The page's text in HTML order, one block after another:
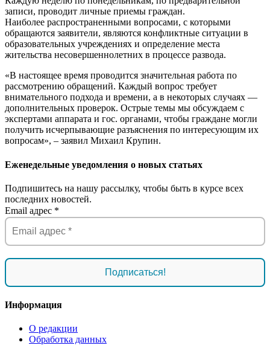
записи, проводит личные приемы граждан.
Наиболее распространенными вопросами, с которыми
обращаются заявители, являются конфликтные ситуации в
образовательных учреждениях и определение места
жительства несовершеннолетних в процессе развода.
«В настоящее время проводится значительная работа по
рассмотрению обращений. Каждый вопрос требует
внимательного подхода и времени, а в некоторых случаях —
дополнительных проверок. Острые темы мы обсуждаем с
экспертами аппарата и гос. органами, чтобы граждане могли
получить исчерпывающие разъяснения по интересующим их
вопросам», – заявил Михаил Крупин.
Еженедельные уведомления о новых статьях
Подпишитесь на нашу рассылку, чтобы быть в курсе всех
последних новостей.
Email адрес *
Информация
О редакции
Обработка данных